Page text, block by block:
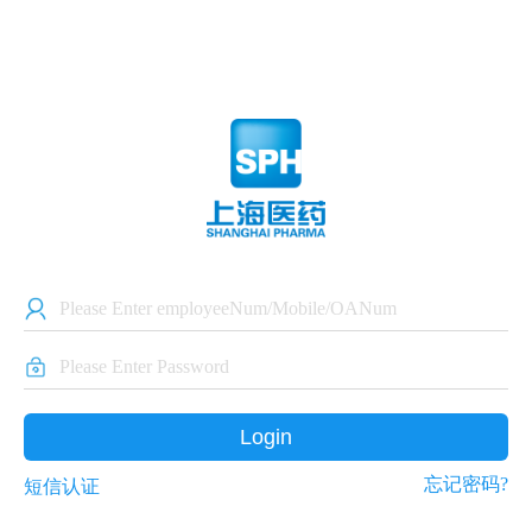
Login
短信认证 忘记密码?